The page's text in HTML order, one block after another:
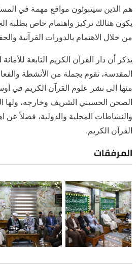
هم الذين سيتبوئون مواقع مهمة في
يكون هنالك تركيز واهتمام خاص بطلبة
من خلال الاهتمام بالدورات القرآنية
يذكر أن دار القرآن الكريم التابعة
المقدسة، تقوم بجملة من الأنشطة
منها الى نشر علوم القرآن الكريم في
الصحن الحسيني الشريف وخارجه، ولها
والنشاطات المحلية والدولية، فضلاً عن
القرآن الكريم.
المرفقات